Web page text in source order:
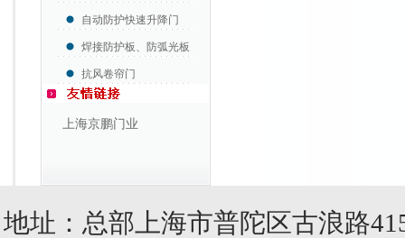
自动防护快速升降门
焊接防护板、防弧光板
抗风卷帘门
上海京鹏门业
地址：总部上海市普陀区古浪路